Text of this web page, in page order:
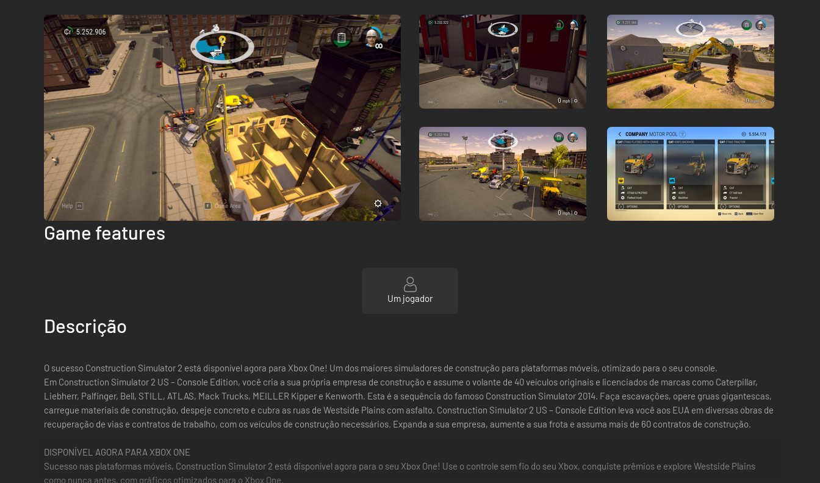
Game features
Um jogador
Descrição
O sucesso Construction Simulator 2 está disponível agora para Xbox One! Um dos maiores simuladores de construção para plataformas móveis, otimizado para o seu console.
Em Construction Simulator 2 US – Console Edition, você cria a sua própria empresa de construção e assume o volante de 40 veículos originais e licenciados de marcas como Caterpillar,
Liebherr, Palfinger, Bell, STILL, ATLAS, Mack Trucks, MEILLER Kipper e Kenworth. Esta é a sequência do famoso Construction Simulator 2014. Faça escavações, opere gruas gigantescas,
carregue materiais de construção, despeje concreto e cubra as ruas de Westside Plains com asfalto. Construction Simulator 2 US – Console Edition leva você aos EUA em diversas obras de
recuperação de vias e contratos de trabalho, com os veículos de construção necessários. Expanda a sua empresa, aumente a sua frota e assuma mais de 60 contratos de construção.
DISPONÍVEL AGORA PARA XBOX ONE
Sucesso nas plataformas móveis, Construction Simulator 2 está disponível agora para o seu Xbox One! Use o controle sem fio do seu Xbox, conquiste prêmios e explore Westside Plains
como nunca antes, com gráficos otimizados para o Xbox One.